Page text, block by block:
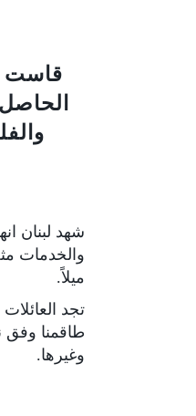
ميلاً.
تجد
طاقمنا وفق
وغيرها.